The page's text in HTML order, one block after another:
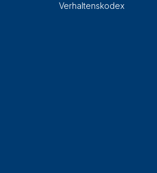
Verhaltenskodex